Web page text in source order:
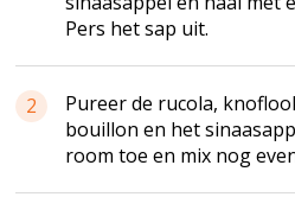
Pers het sap uit.
2
Pureer de rucola,
bouillon en het
room toe en mix nog